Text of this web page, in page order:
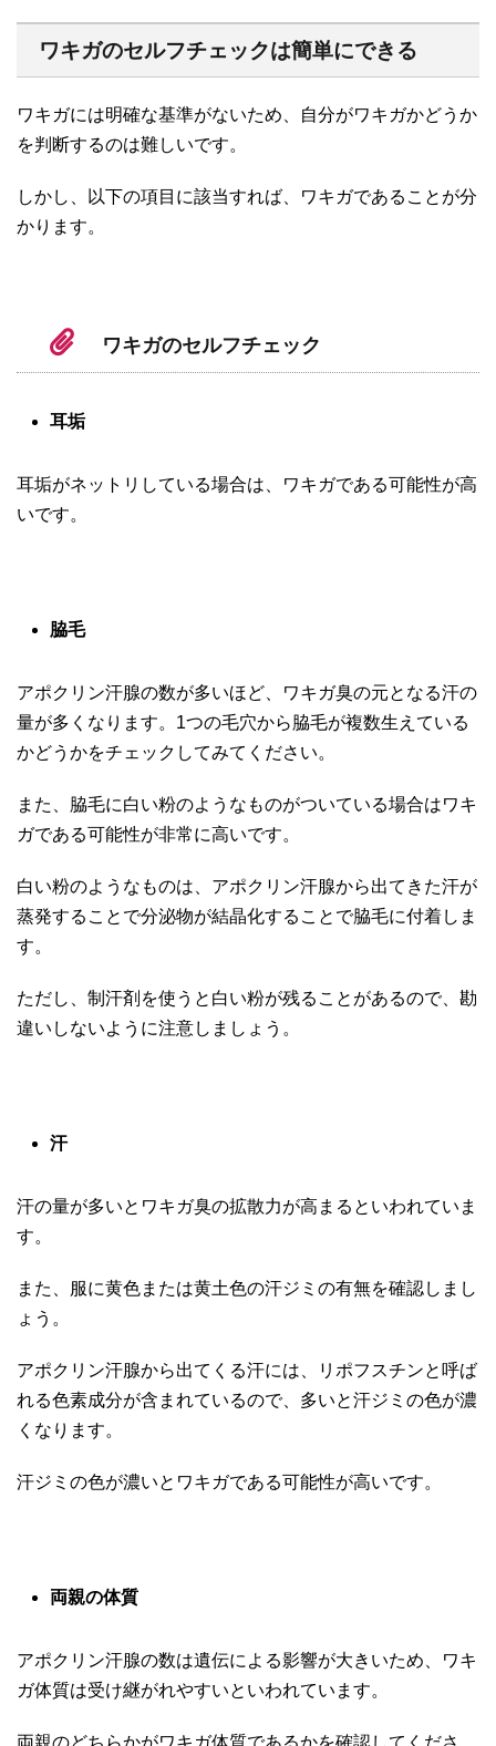
ワキガのセルフチェックは簡単にできる
ワキガには明確な基準がないため、自分がワキガかどうか
を判断するのは難しいです。
しかし、以下の項目に該当すれば、ワキガであることが分
かります。
ワキガのセルフチェック
耳垢
耳垢がネットリしている場合は、ワキガである可能性が高
いです。
脇毛
アポクリン汗腺の数が多いほど、ワキガ臭の元となる汗の
量が多くなります。1つの毛穴から脇毛が複数生えている
かどうかをチェックしてみてください。
また、脇毛に白い粉のようなものがついている場合はワキ
ガである可能性が非常に高いです。
白い粉のようなものは、アポクリン汗腺から出てきた汗が
蒸発することで分泌物が結晶化することで脇毛に付着しま
す。
ただし、制汗剤を使うと白い粉が残ることがあるので、勘
違いしないように注意しましょう。
汗
汗の量が多いとワキガ臭の拡散力が高まるといわれていま
す。
また、服に黄色または黄土色の汗ジミの有無を確認しまし
ょう。
アポクリン汗腺から出てくる汗には、リポフスチンと呼ば
れる色素成分が含まれているので、多いと汗ジミの色が濃
くなります。
汗ジミの色が濃いとワキガである可能性が高いです。
両親の体質
アポクリン汗腺の数は遺伝による影響が大きいため、ワキ
ガ体質は受け継がれやすいといわれています。